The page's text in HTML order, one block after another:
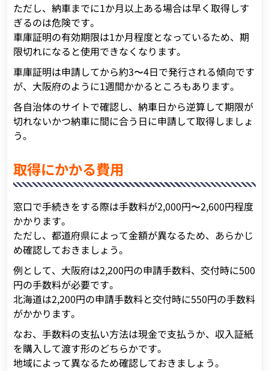
ただし、納車までに1か月以上ある場合は早く取得しす
ぎるのは危険です。
車庫証明の有効期限は1か月程度となっているため、期
限切れになると使用できなくなります。
車庫証明は申請してから約3〜4日で発行される傾向です
が、大阪府のように1週間かかるところもあります。
各自治体のサイトで確認し、納車日から逆算して期限が
切れないかつ納車に間に合う日に申請して取得しましょ
う。
取得にかかる費用
窓口で手続きをする際は手数料が2,000円〜2,600円程度
かかります。
ただし、都道府県によって金額が異なるため、あらかじ
め確認しておきましょう。
例として、大阪府は2,200円の申請手数料、交付時に500
円の手数料が必要です。
北海道は2,200円の申請手数料と交付時に550円の手数料
がかかります。
なお、手数料の支払い方法は現金で支払うか、収入証紙
を購入して渡す形のどちらかです。
地域によって異なるため確認しておきましょう。